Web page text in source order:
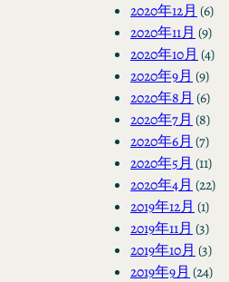
2020年12月 (6)
2020年11月 (9)
2020年10月 (4)
2020年9月 (9)
2020年8月 (6)
2020年7月 (8)
2020年6月 (7)
2020年5月 (11)
2020年4月 (22)
2019年12月 (1)
2019年11月 (3)
2019年10月 (3)
2019年9月 (24)